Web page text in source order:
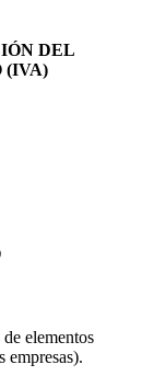
DEL
(IVA)
elementos
empresas).